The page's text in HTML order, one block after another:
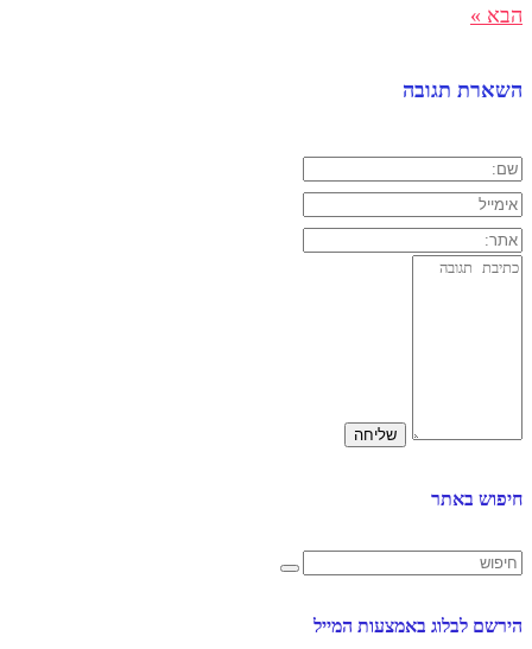
הבא »
השארת תגובה
חיפוש באתר
הירשם לבלוג באמצעות המייל